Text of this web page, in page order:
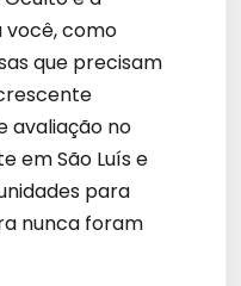
como
que precisam
avaliação no
em São Luís e
para
nunca foram